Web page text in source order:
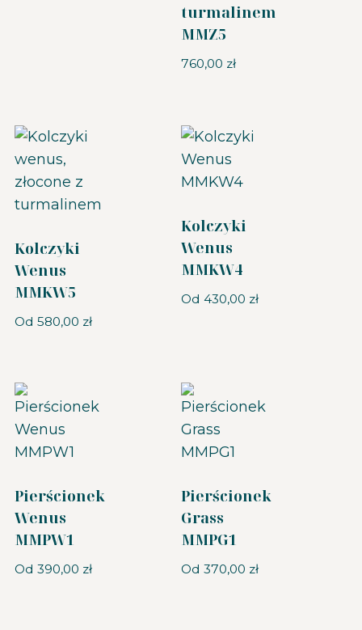
turmalinem
MMZ5
760,00 zł
Kolczyki
Wenus
MMKW5
Od 580,00 zł
Kolczyki
Wenus
MMKW4
Od 430,00 zł
Pierścionek
Wenus
MMPW1
Od 390,00 zł
Pierścionek
Grass
MMPG1
Od 370,00 zł